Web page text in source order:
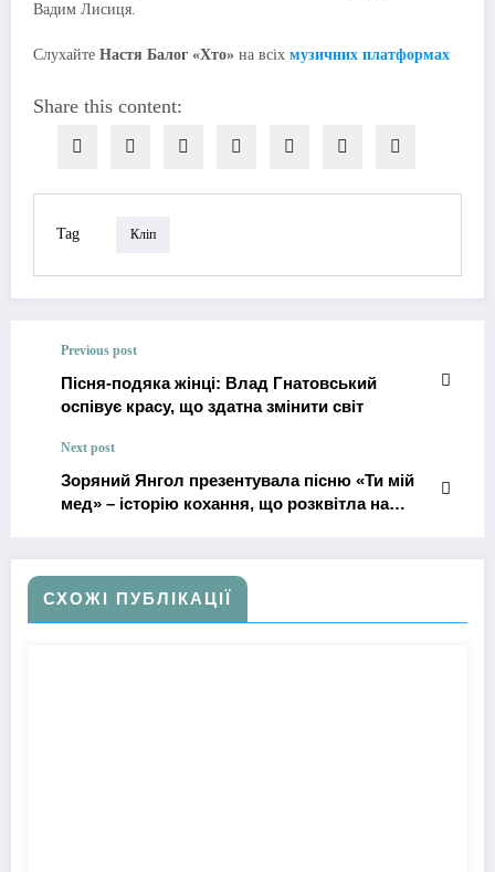
Вадим Лисиця.
Слухайте Настя Балог «Хто» на всіх музичних платформах
Share this content:
Tag Кліп
Previous post
Пісня-подяка жінці: Влад Гнатовський
оспівує красу, що здатна змінити світ
Next post
Зоряний Янгол презентувала пісню «Ти мій
мед» – історію кохання, що розквітла на
СХОЖІ ПУБЛІКАЦІЇ